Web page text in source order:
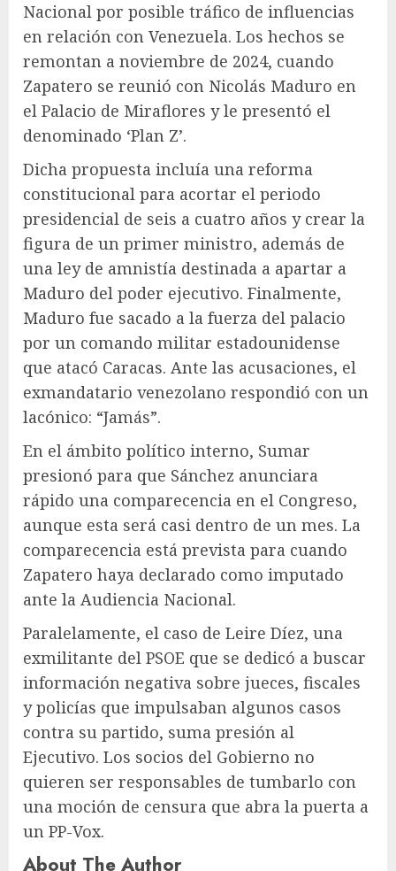
Nacional por posible tráfico de influencias
en relación con Venezuela. Los hechos se
remontan a noviembre de 2024, cuando
Zapatero se reunió con Nicolás Maduro en
el Palacio de Miraflores y le presentó el
denominado ‘Plan Z’.
Dicha propuesta incluía una reforma
constitucional para acortar el periodo
presidencial de seis a cuatro años y crear la
figura de un primer ministro, además de
una ley de amnistía destinada a apartar a
Maduro del poder ejecutivo. Finalmente,
Maduro fue sacado a la fuerza del palacio
por un comando militar estadounidense
que atacó Caracas. Ante las acusaciones, el
exmandatario venezolano respondió con un
lacónico: “Jamás”.
En el ámbito político interno, Sumar
presionó para que Sánchez anunciara
rápido una comparecencia en el Congreso,
aunque esta será casi dentro de un mes. La
comparecencia está prevista para cuando
Zapatero haya declarado como imputado
ante la Audiencia Nacional.
Paralelamente, el caso de Leire Díez, una
exmilitante del PSOE que se dedicó a buscar
información negativa sobre jueces, fiscales
y policías que impulsaban algunos casos
contra su partido, suma presión al
Ejecutivo. Los socios del Gobierno no
quieren ser responsables de tumbarlo con
una moción de censura que abra la puerta a
un PP-Vox.
About The Author